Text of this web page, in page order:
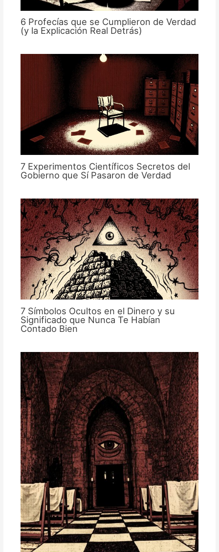
6 Profecías que se Cumplieron de Verdad
(y la Explicación Real Detrás)
7 Experimentos Científicos Secretos del
Gobierno que Sí Pasaron de Verdad
7 Símbolos Ocultos en el Dinero y su
Significado que Nunca Te Habían
Contado Bien